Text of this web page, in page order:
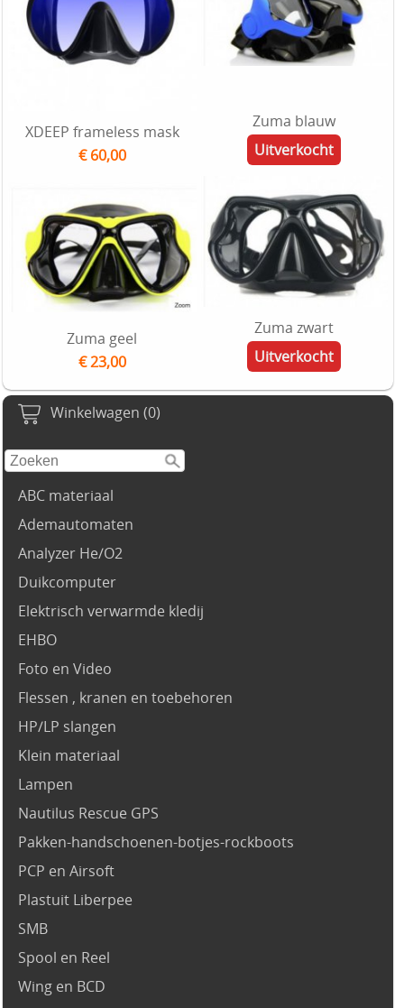
Winkelwagen (0)
ABC materiaal
Ademautomaten
Analyzer He/O2
Duikcomputer
Elektrisch verwarmde kledij
EHBO
Foto en Video
Flessen , kranen en toebehoren
HP/LP slangen
Klein materiaal
Lampen
Nautilus Rescue GPS
Pakken-handschoenen-botjes-rockboots
PCP en Airsoft
Plastuit Liberpee
SMB
Spool en Reel
Wing en BCD
XDEEP frameless mask
€ 60,00
Zuma blauw
Uitverkocht
Zuma geel
€ 23,00
Zuma zwart
Uitverkocht